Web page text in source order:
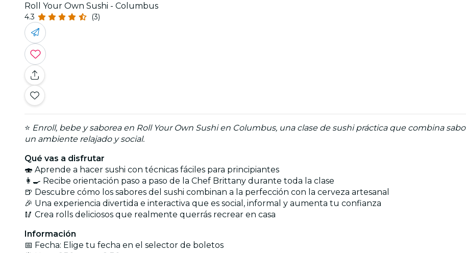
Roll Your Own Sushi - Columbus
4.3 (3)
⭐ Enroll, bebe y saborea en Roll Your Own Sushi en Columbus, una clase de sushi práctica que combina
un ambiente relajado y social.
Qué vas a disfrutar
🍣 Aprende a hacer sushi con técnicas fáciles para principiantes
👩‍🍳 Recibe orientación paso a paso de la Chef Brittany durante toda la clase
🍺 Descubre cómo los sabores del sushi combinan a la perfección con la cerveza artesanal
🎉 Una experiencia divertida e interactiva que es social, informal y aumenta tu confianza
🥢 Crea rolls deliciosos que realmente querrás recrear en casa
Información
📅 Fecha: Elige tu fecha en el selector de boletos